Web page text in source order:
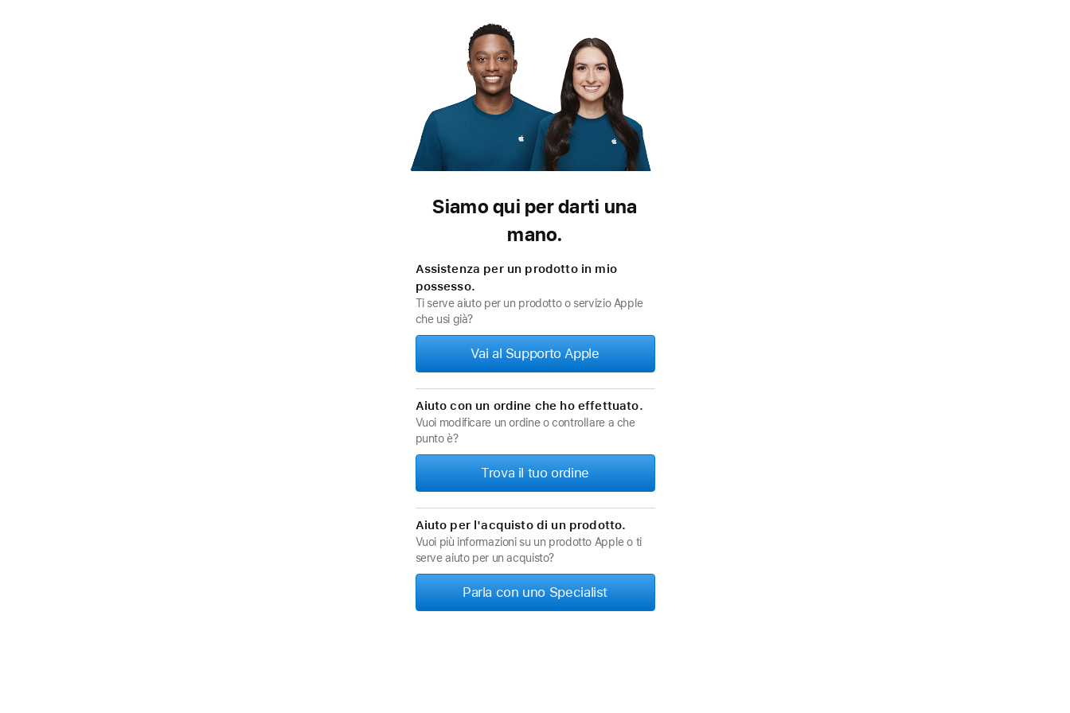
Siamo qui per darti una
mano.
Assistenza per un prodotto in mio
possesso.
Ti serve aiuto per un prodotto o servizio Apple
che usi già?
Vai al Supporto Apple
Aiuto con un ordine che ho effettuato.
Vuoi modificare un ordine o controllare a che
punto è?
Trova il tuo ordine
Aiuto per l'acquisto di un prodotto.
Vuoi più informazioni su un prodotto Apple o ti
serve aiuto per un acquisto?
Parla con uno Specialist